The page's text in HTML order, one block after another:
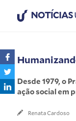
NOTÍCIAS
Desde 1979, o
ação social em
Renata Cardoso